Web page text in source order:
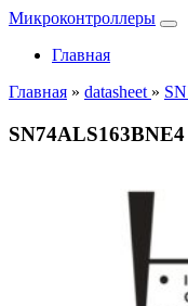
Микроконтроллеры
Главная
Главная » datasheet »
SN74ALS163BNE4